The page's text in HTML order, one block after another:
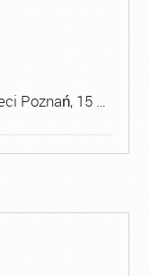
Poznań, 15 …